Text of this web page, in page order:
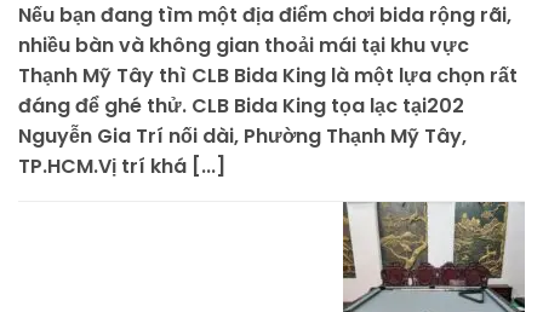
Nếu bạn đang tìm một địa điểm chơi bida rộng rãi,
nhiều bàn và không gian thoải mái tại khu vực
Thạnh Mỹ Tây thì CLB Bida King là một lựa chọn rất
đáng để ghé thử. CLB Bida King tọa lạc tại202
Nguyễn Gia Trí nối dài, Phường Thạnh Mỹ Tây,
TP.HCM.Vị trí khá [...]